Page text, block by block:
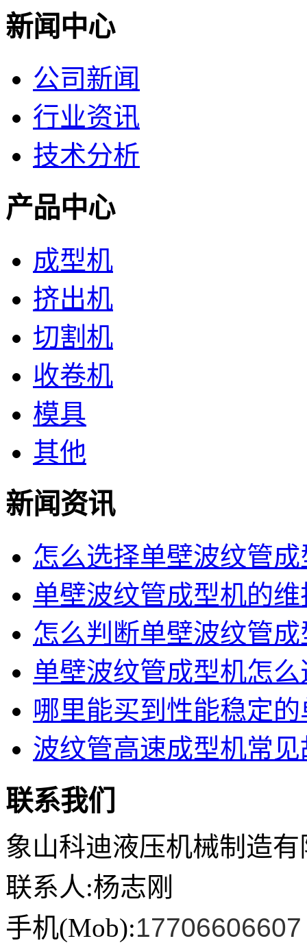
新闻中心
公司新闻
行业资讯
技术分析
产品中心
成型机
挤出机
切割机
收卷机
模具
其他
新闻资讯
怎么选择单壁波纹管
单壁波纹管成型机的
怎么判断单壁波纹管
单壁波纹管成型机怎
哪里能买到性能稳定
波纹管高速成型机常见
联系我们
象山科迪液压机械制造有
联系人:杨志刚
手机(Mob):17706606607